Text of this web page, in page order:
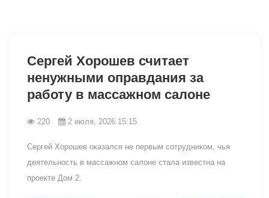
Сергей Хорошев считает
ненужными оправдания за
работу в массажном салоне
220 2 июля, 2026 15:15
Сергей Хорошев оказался не первым сотрудником, чья
деятельность в массажном салоне стала известна на
проекте Дом 2.